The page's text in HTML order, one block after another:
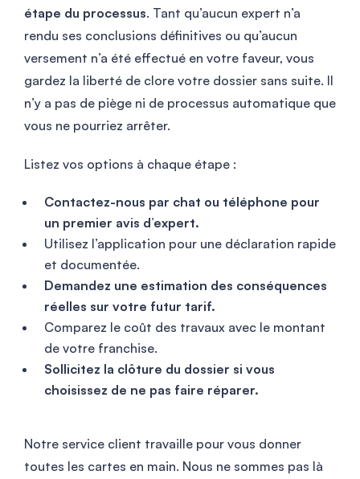
étape du processus. Tant qu’aucun expert n’a
rendu ses conclusions définitives ou qu’aucun
versement n’a été effectué en votre faveur, vous
gardez la liberté de clore votre dossier sans suite. Il
n’y a pas de piège ni de processus automatique que
vous ne pourriez arrêter.
Listez vos options à chaque étape :
Contactez-nous par chat ou téléphone pour
un premier avis d’expert.
Utilisez l’application pour une déclaration rapide
et documentée.
Demandez une estimation des conséquences
réelles sur votre futur tarif.
Comparez le coût des travaux avec le montant
de votre franchise.
Sollicitez la clôture du dossier si vous
choisissez de ne pas faire réparer.
Notre service client travaille pour vous donner
toutes les cartes en main. Nous ne sommes pas là